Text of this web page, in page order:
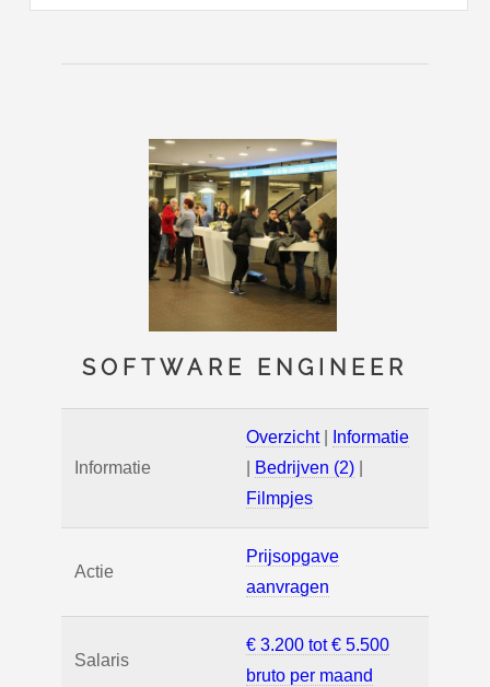
SOFTWARE ENGINEER
Informatie
Overzicht|
Informatie
Bedrijven (2)
Filmpjes
Actie
Prijsopgave
aanvragen
Salaris
€ 3.200 tot € 5.500
bruto per maand